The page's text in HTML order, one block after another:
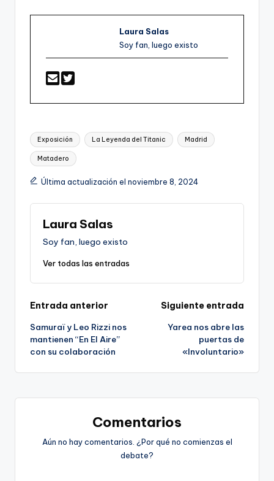
Laura Salas
Soy fan, luego existo
Etiquetas:
Exposición La Leyenda del Titanic Madrid
Matadero
Última actualización el noviembre 8, 2024
Laura Salas
Soy fan, luego existo
Ver todas las entradas
Navegación
de
entradas
Entrada anterior
Samuraï y Leo Rizzi nos
mantienen “En El Aire”
con su colaboración
Siguiente entrada
Yarea nos abre las
puertas de
«Involuntario»
Comentarios
Aún no hay comentarios. ¿Por qué no comienzas el
debate?